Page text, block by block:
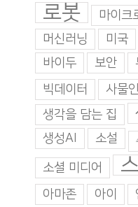
로봇
마이크
머신러닝
미국
바이두
보안
빅데이터 사물
생각을 담는 집
생성AI 소설
소셜 미디어
아마존 아이